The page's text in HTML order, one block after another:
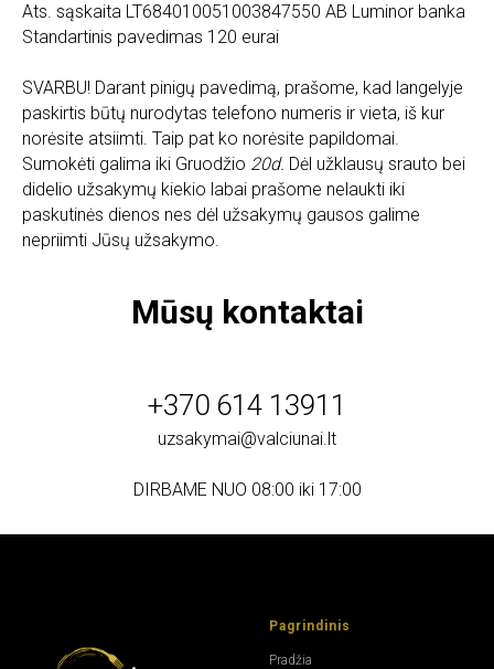
Ats. sąskaita LT684010051003847550 AB Luminor banka
Standartinis pavedimas 120 eurai
SVARBU! Darant pinigų pavedimą, prašome, kad langelyje
paskirtis būtų nurodytas telefono numeris ir vieta, iš kur
norėsite atsiimti. Taip pat ko norėsite papildomai.
Sumokėti galima iki Gruodžio 20d. Dėl užklausų srauto bei
didelio užsakymų kiekio labai prašome nelaukti iki
paskutinės dienos nes dėl užsakymų gausos galime
nepriimti Jūsų užsakymo.
Mūsų kontaktai
+370 614 13911
uzsakymai@valciunai.lt
DIRBAME NUO 08:00 iki 17:00
Pagrindinis
Pradžia